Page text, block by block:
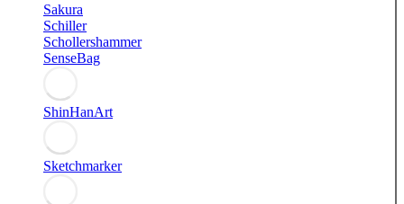
Sakura
Schiller
Schollershammer
SenseBag
ShinHanArt
Sketchmarker